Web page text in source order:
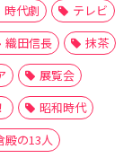
時代劇
テレビ
織田信長
抹茶
展覧会
昭和時代
殿の13人